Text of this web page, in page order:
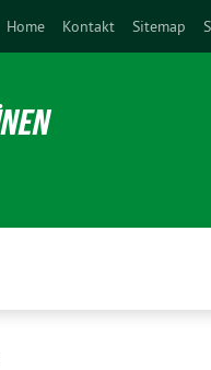
Home Kontakt Sitemap